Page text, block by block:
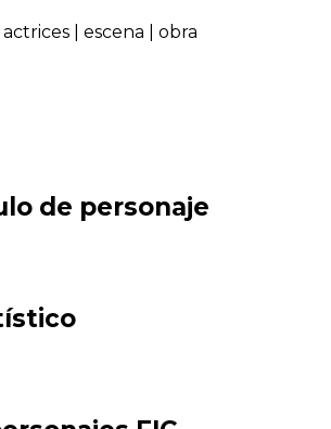
actrices escena obra
de personaje